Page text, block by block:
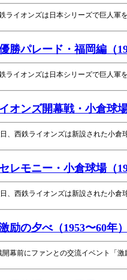
ライオンズは日本シリーズで巨人軍
勝パレード・福岡編（
ライオンズは日本シリーズで巨人軍
オンズ開幕戦・小倉球
、西鉄ライオンズは新設された小倉
レモニー・小倉球場（
、西鉄ライオンズは新設された小
励の夕べ（1953〜60年
幕前にファンとの交流イベント「